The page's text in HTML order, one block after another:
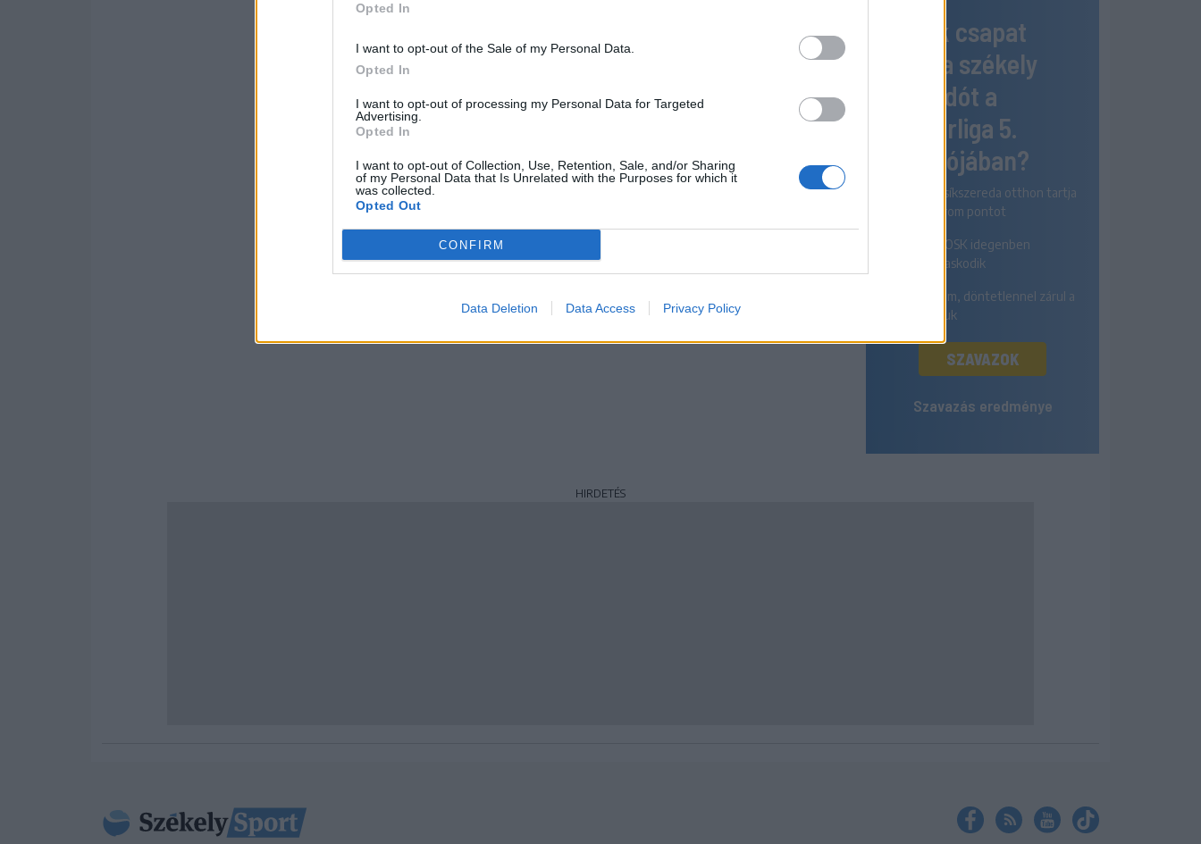
Opted In
I want to opt-out of the Sale of my Personal Data.
Opted In
I want to opt-out of processing my Personal Data for Targeted
Advertising.
Opted In
I want to opt-out of Collection, Use, Retention, Sale, and/or Sharing
of my Personal Data that Is Unrelated with the Purposes for which it
was collected.
Opted Out
CONFIRM
Data Deletion Data Access Privacy Policy
Melyik csapat
nyeri a székely
rangadót a
Szuperliga 5.
fordulójában?
Az FK Csíkszereda otthon tartja
mindhárom pontot
A Sepsi OSK idegenben
diadalmaskodik
Egyik sem, döntetlennel zárul a
párharcuk
SZAVAZOK
Szavazás eredménye
HIRDETÉS